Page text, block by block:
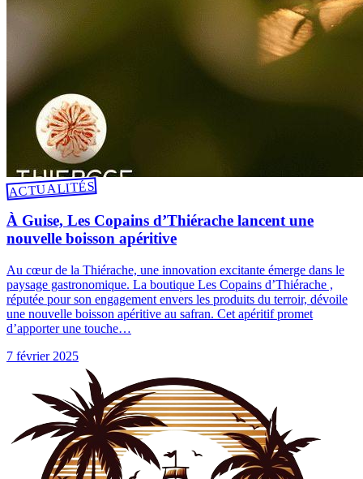
ACTUALITÉS
À Guise, Les Copains d’Thiérache lancent une
nouvelle boisson apéritive
Au cœur de la Thiérache, une innovation excitante émerge dans le
paysage gastronomique. La boutique Les Copains d’Thiérache ,
réputée pour son engagement envers les produits du terroir, dévoile
une nouvelle boisson apéritive au safran. Cet apéritif promet
d’apporter une touche…
7 février 2025